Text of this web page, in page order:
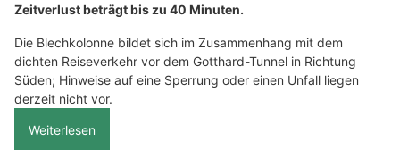
Zeitverlust beträgt bis zu 40 Minuten.
Die Blechkolonne bildet sich im Zusammenhang mit dem
dichten Reiseverkehr vor dem Gotthard-Tunnel in Richtung
Süden; Hinweise auf eine Sperrung oder einen Unfall liegen
derzeit nicht vor.
Weiterlesen